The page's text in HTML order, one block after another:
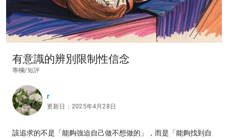
有意識的辨別限制性信念
專欄/短評
r
更新日：2025年4月28日
該追求的不是「能夠強迫自己做不想做的」，而是「能夠找到自